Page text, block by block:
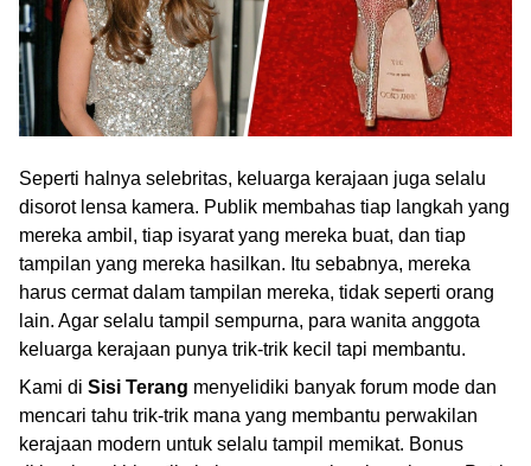
Seperti halnya selebritas, keluarga kerajaan juga selalu
disorot lensa kamera. Publik membahas tiap langkah yang
mereka ambil, tiap isyarat yang mereka buat, dan tiap
tampilan yang mereka hasilkan. Itu sebabnya, mereka
harus cermat dalam tampilan mereka, tidak seperti orang
lain. Agar selalu tampil sempurna, para wanita anggota
keluarga kerajaan punya trik-trik kecil tapi membantu.
Kami di Sisi Terang menyelidiki banyak forum mode dan
mencari tahu trik-trik mana yang membantu perwakilan
kerajaan modern untuk selalu tampil memikat. Bonus